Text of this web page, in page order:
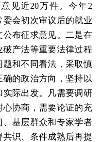
见近20万件。今年2
会初次审议后的就业
布征求意见。二是在
产法等重要法律过程
和不同看法，采取慎
的政治方向，坚持以
际出发。凡需要调研
协商，需要论证的充
基层群众和专家学者
识、条件成熟后再提